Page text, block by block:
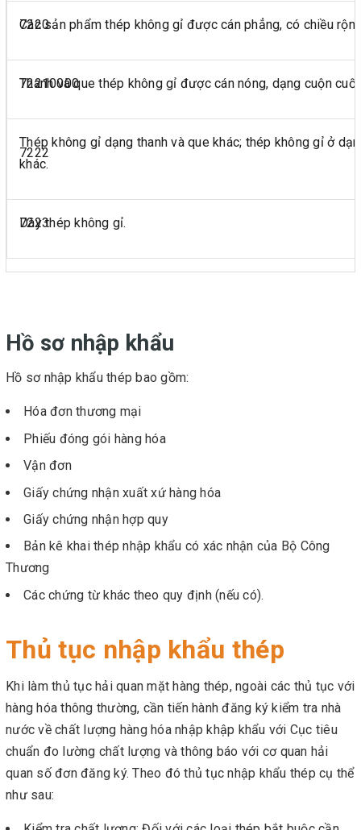
7220
Các sản phẩm thép không gỉ được cán phẳng, có chiều
72210000
Thanh và que thép không gỉ được cán nóng, dạng cuộn
7222
Thép không gỉ dạng thanh và que khác; thép không gỉ ở
khác.
7223
Dây thép không gỉ.
Hồ sơ nhập khẩu
Hồ sơ nhập khẩu thép bao gồm:
Hóa đơn thương mại
Phiếu đóng gói hàng hóa
Vận đơn
Giấy chứng nhận xuất xứ hàng hóa
Giấy chứng nhận hợp quy
Bản kê khai thép nhập khẩu có xác nhận của Bộ Công
Thương
Các chứng từ khác theo quy định (nếu có).
Thủ tục nhập khẩu thép
Khi làm thủ tục hải quan mặt hàng thép, ngoài các thủ tục với
hàng hóa thông thường, cần tiến hành đăng ký kiểm tra nhà
nước về chất lượng hàng hóa nhập khập khẩu với Cục tiêu
chuẩn đo lường chất lượng và thông báo với cơ quan hải
quan số đơn đăng ký. Theo đó thủ tục nhập khẩu thép cụ thể
như sau: